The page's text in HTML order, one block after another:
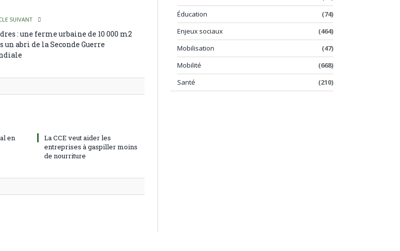
SUIVANT
: une ferme urbaine de 10 000 m2
un abri de la Seconde Guerre
en
La CCE veut aider les
entreprises à gaspiller moins
de nourriture
Éducation
(74)
Enjeux sociaux
(464)
Mobilisation
(47)
Mobilité
(668)
Santé
(210)